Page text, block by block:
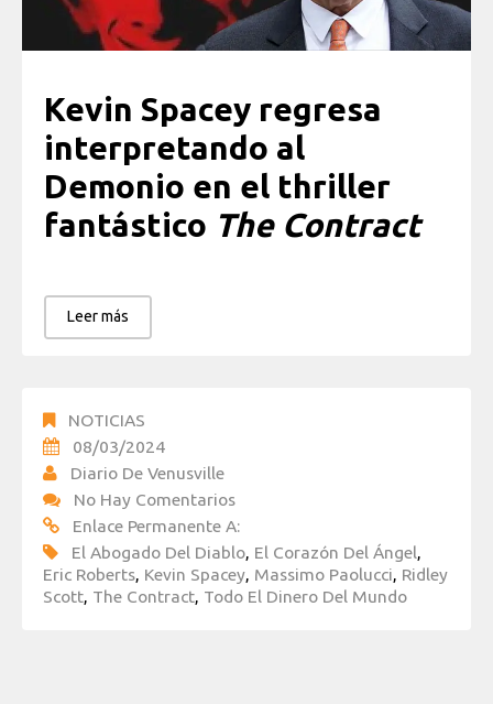
Kevin Spacey regresa
interpretando al
Demonio en el thriller
fantástico The Contract
Leer más
NOTICIAS
08/03/2024
Diario De Venusville
No Hay Comentarios
Enlace Permanente A:
El Abogado Del Diablo, El Corazón Del Ángel,
Eric Roberts, Kevin Spacey, Massimo Paolucci, Ridley
Scott, The Contract, Todo El Dinero Del Mundo